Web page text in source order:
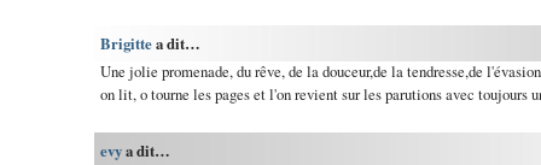
Brigittea dit…
Une jolie promenade, du rêve, de la douceur,de la tendresse,de
on lit, o tourne les pages et l'on revient sur les parutions avec toujours
evya dit…